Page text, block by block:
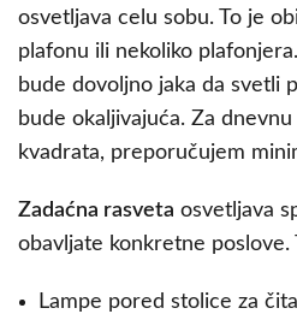
osvetljava celu sobu. To je
plafonu ili nekoliko
bude dovoljno jaka da svetli
bude okaljivajuća. Za
kvadrata, preporučujem
Zadaćna rasveta osvetljava
obavljate konkretne poslove.
Lampe pored stolice za